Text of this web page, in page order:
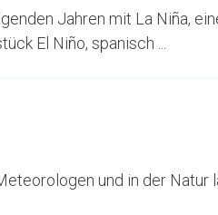
Jahren mit La Niña,
El Niño, spanisch ...
und in der